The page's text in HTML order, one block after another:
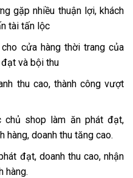
gặp nhiều thuận lợi, khách
tài tấn lộc
cửa hàng thời trang của
và bội thu
thu cao, thành công vượt
chủ shop làm ăn phát đạt,
hàng, doanh thu tăng cao.
đạt, doanh thu cao, nhận
hàng.